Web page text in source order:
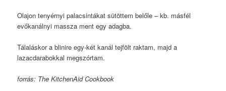
Olajon tenyérnyi palacsintákat sütöttem belőle – kb. másfél
evőkanálnyi massza ment egy adagba.
Tálaláskor a blinire egy-két kanál tejfölt raktam, majd a
lazacdarabokkal megszórtam.
forrás: The KitchenAid Cookbook